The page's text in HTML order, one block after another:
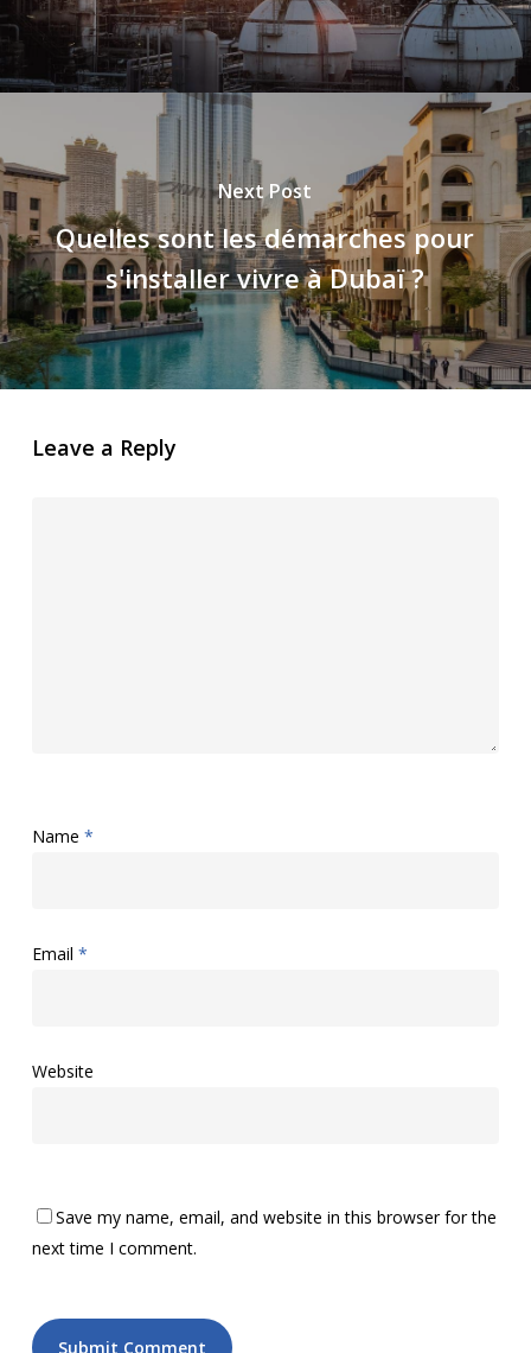
Next Post
Quelles sont les démarches pour
s'installer vivre à Dubaï ?
Leave a Reply
Name *
Email *
Website
Save my name, email, and website in this browser for the
next time I comment.